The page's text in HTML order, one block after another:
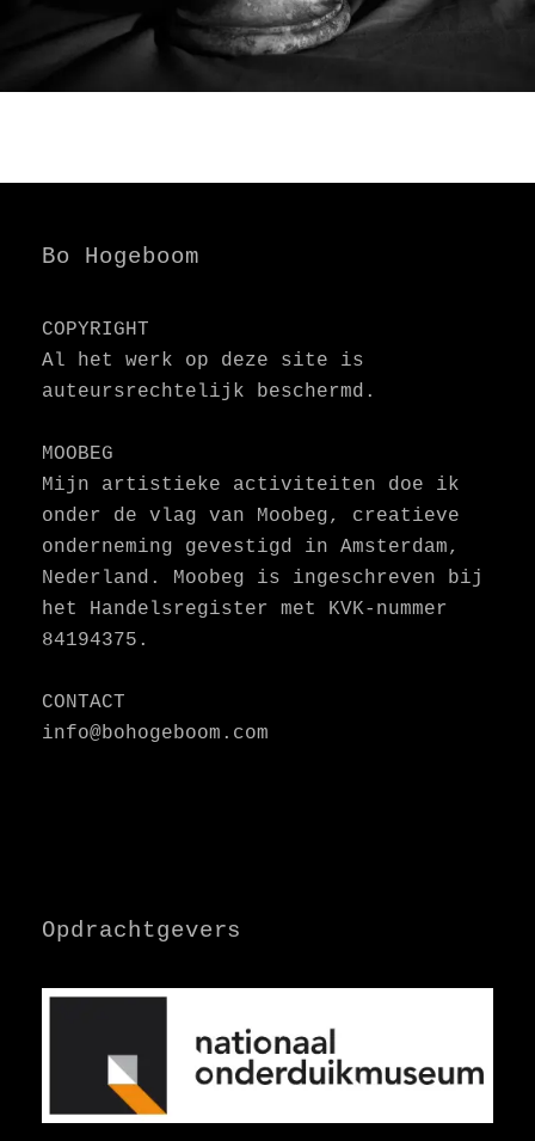
Bo Hogeboom
COPYRIGHT
Al het werk op deze site is
auteursrechtelijk beschermd.
MOOBEG
Mijn artistieke activiteiten doe ik
onder de vlag van Moobeg, creatieve
onderneming gevestigd in Amsterdam,
Nederland. Moobeg is ingeschreven bij
het Handelsregister met KVK-nummer
84194375.
CONTACT
info@bohogeboom.com
Opdrachtgevers